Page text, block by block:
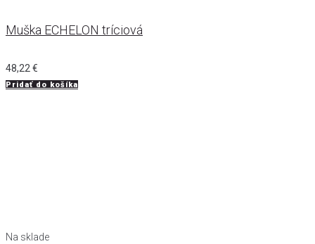
Muška ECHELON tríciová
48,22 €
Pridať do košíka
Na sklade